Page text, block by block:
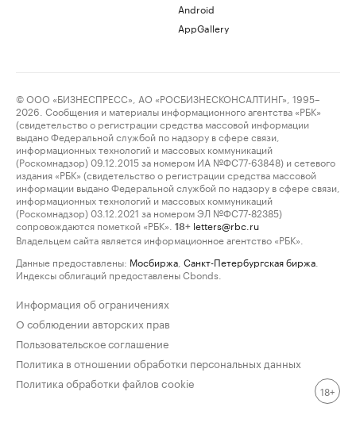
Android
AppGallery
© ООО «БИЗНЕСПРЕСС», АО «РОСБИЗНЕСКОНСАЛТИНГ», 1995–
2026. Сообщения и материалы информационного агентства «РБК»
(свидетельство о регистрации средства массовой информации
выдано Федеральной службой по надзору в сфере связи,
информационных технологий и массовых коммуникаций
(Роскомнадзор) 09.12.2015 за номером ИА №ФС77-63848) и сетевого
издания «РБК» (свидетельство о регистрации средства массовой
информации выдано Федеральной службой по надзору в сфере связи,
информационных технологий и массовых коммуникаций
(Роскомнадзор) 03.12.2021 за номером ЭЛ №ФС77-82385)
сопровождаются пометкой «РБК».
18+ letters@rbc.ru
Владельцем сайта является информационное агентство «РБК».
Данные предоставлены: Мосбиржа Санкт-Петербургская биржа
Индексы облигаций предоставлены Cbonds.
Информация об ограничениях
О соблюдении авторских прав
Пользовательское соглашение
Политика в отношении обработки персональных данных
Политика обработки файлов cookie
18+